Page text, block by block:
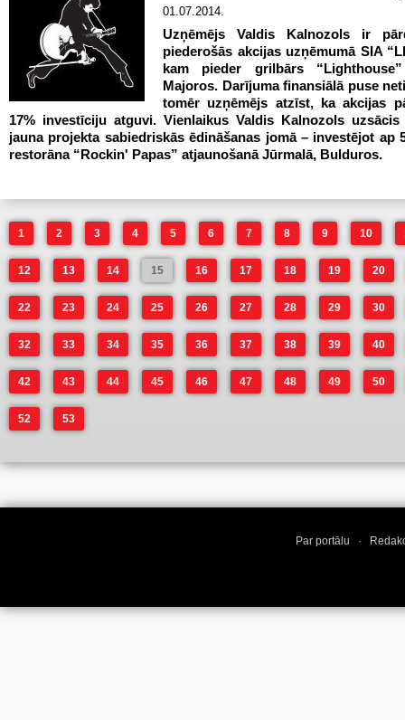
01.07.2014.
Uzņēmējs Valdis Kalnozols ir
piederošās akcijas uzņēmumā SIA
kam pieder grilbārs
Majoros. Darījuma finansiālā puse
tomēr uzņēmējs atzīst, ka akcijas
17% investīciju atguvi. Vienlaikus Valdis Kalnozols
jauna projekta sabiedriskās ēdināšanas jomā – investējot ap
restorāna “Rockin' Papas” atjaunošanā Jūrmalā, Bulduros.
1 2 3 4 5 6 7 8 9 10
12 13 14 15 16 17 18 19 20
22 23 24 25 26 27 28 29 30
32 33 34 35 36 37 38 39 40
42 43 44 45 46 47 48 49 50
52 53
Par portālu ·